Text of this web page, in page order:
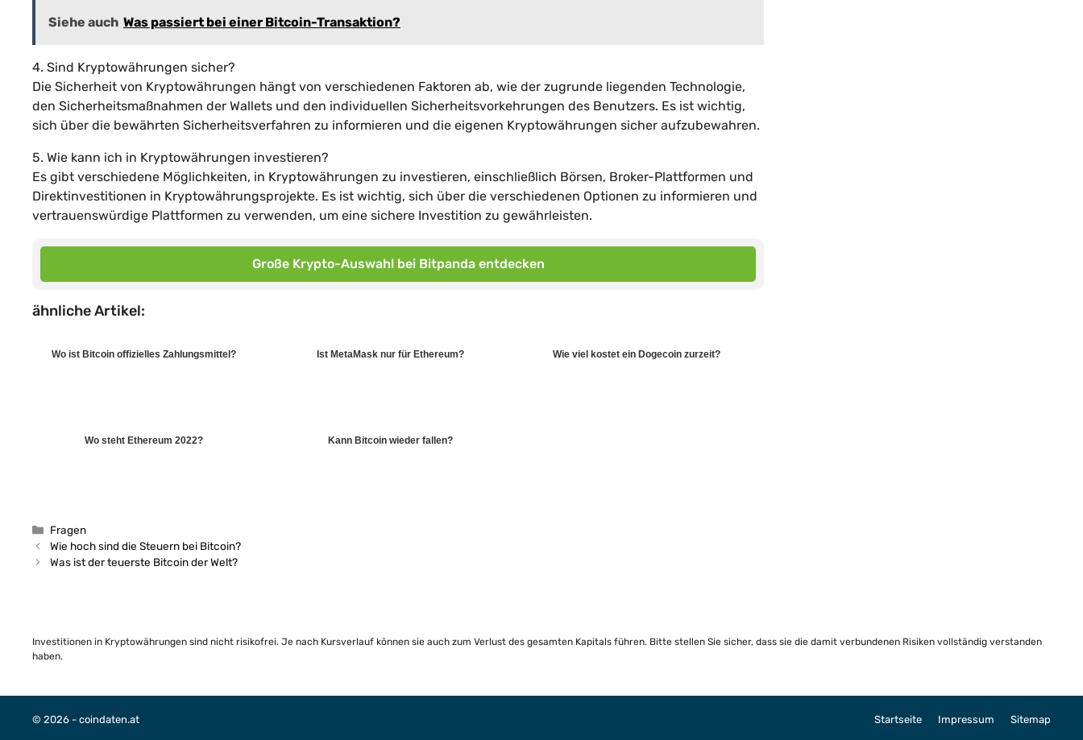
Siehe auch Was passiert bei einer Bitcoin-Transaktion?
4. Sind Kryptowährungen sicher?
Die Sicherheit von Kryptowährungen hängt von verschiedenen Faktoren ab, wie der zugrunde liegenden Technologie,
den Sicherheitsmaßnahmen der Wallets und den individuellen Sicherheitsvorkehrungen des Benutzers. Es ist wichtig,
sich über die bewährten Sicherheitsverfahren zu informieren und die eigenen Kryptowährungen sicher aufzubewahren.
5. Wie kann ich in Kryptowährungen investieren?
Es gibt verschiedene Möglichkeiten, in Kryptowährungen zu investieren, einschließlich Börsen, Broker-Plattformen und
Direktinvestitionen in Kryptowährungsprojekte. Es ist wichtig, sich über die verschiedenen Optionen zu informieren und
vertrauenswürdige Plattformen zu verwenden, um eine sichere Investition zu gewährleisten.
Große Krypto-Auswahl bei Bitpanda entdecken
ähnliche Artikel:
Wo ist Bitcoin offizielles Zahlungsmittel? Ist MetaMask nur für Ethereum? Wie viel kostet ein Dogecoin zurzeit?
Wo steht Ethereum 2022? Kann Bitcoin wieder fallen?
Kategorien
Fragen
Wie hoch sind die Steuern bei Bitcoin?
Was ist der teuerste Bitcoin der Welt?
Investitionen in Kryptowährungen sind nicht risikofrei. Je nach Kursverlauf können sie auch zum Verlust des gesamten Kapitals führen. Bitte stellen Sie sicher, dass sie die damit verbundenen Risiken vollständig verstanden
haben.
Startseite Impressum Sitemap
© 2026 - coindaten.at